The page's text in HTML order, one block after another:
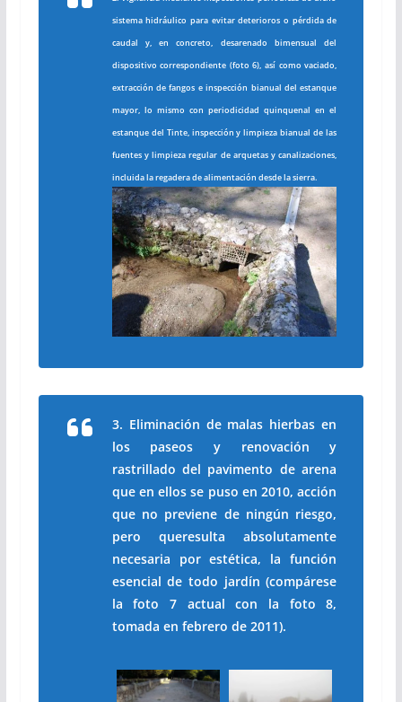
sistema hidráulico para evitar deterioros o pérdida de
caudal y, en concreto, desarenado bimensual del
dispositivo correspondiente (foto 6), así como vaciado,
extracción de fangos e inspección bianual del estanque
mayor, lo mismo con periodicidad quinquenal en el
estanque del Tinte, inspección y limpieza bianual de las
fuentes y limpieza regular de arquetas y canalizaciones,
incluida la regadera de alimentación desde la sierra.
3. Eliminación de malas hierbas en
los paseos y renovación y
rastrillado del pavimento de arena
que en ellos se puso en 2010, acción
que no previene de ningún riesgo,
pero queresulta absolutamente
necesaria por estética, la función
esencial de todo jardín (compárese
la foto 7 actual con la foto 8,
tomada en febrero de 2011).